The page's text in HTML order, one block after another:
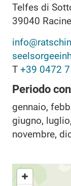
Telfes di
39040
T +39 0472
Periodo
gennaio,
giugno,
novembre,